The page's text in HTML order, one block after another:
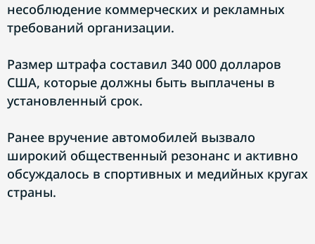
несоблюдение коммерческих и рекламных
требований организации.
Размер штрафа составил 340 000 долларов
США, которые должны быть выплачены в
установленный срок.
Ранее вручение автомобилей вызвало
широкий общественный резонанс и активно
обсуждалось в спортивных и медийных кругах
страны.